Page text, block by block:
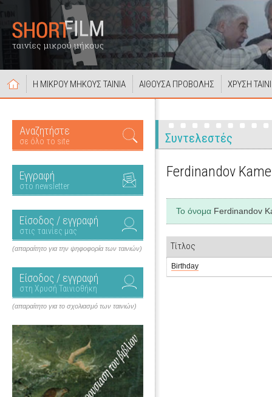
Η ΜΙΚΡΟΥ ΜΗΚΟΥΣ ΤΑΙΝΙΑ ΑΙΘΟΥΣΑ ΠΡΟΒΟΛΗΣ ΧΡΥΣΗ
Αναζητήστε
σε όλο το site
Εγγραφή
στο newsletter
Είσοδος / εγγραφή
στις ταινίες μας
(απαραίτητο για την ψηφοφορία των ταινιών)
Είσοδος / εγγραφή
στη Χρυσή Ταινιοθήκη
(απαραίτητο για το σχολιασμό των ταινιών)
Συντελεστές
Ferdinandov
Το όνομα Ferdinandov
Τίτλος
Birthday